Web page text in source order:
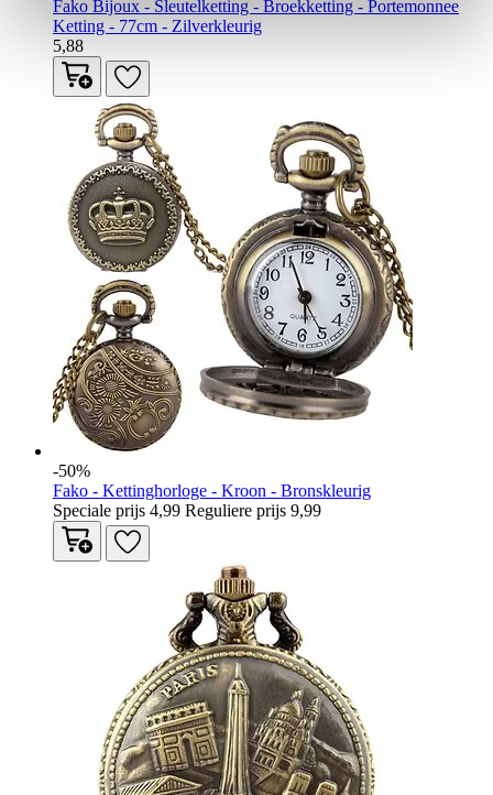
Fako Bijoux - Sleutelketting - Broekketting - Portemonnee
Ketting - 77cm - Zilverkleurig
5,88
-50%
Fako - Kettinghorloge - Kroon - Bronskleurig
Speciale prijs 4,99 Reguliere prijs 9,99